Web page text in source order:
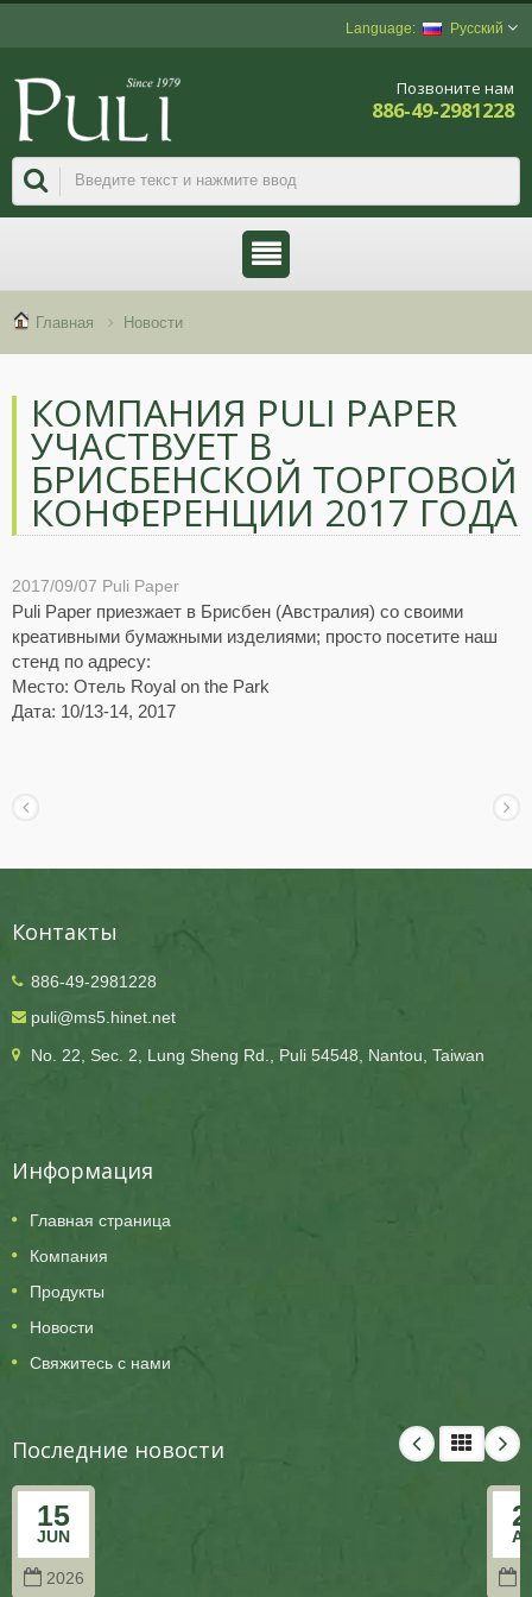
Русский
Позвоните нам
886-49-2981228
Главная Новости
КОМПАНИЯ PULI PAPER
УЧАСТВУЕТ В
БРИСБЕНСКОЙ ТОРГОВОЙ
КОНФЕРЕНЦИИ 2017 ГОДА
2017/09/07 Puli Paper
Puli Paper приезжает в Брисбен (Австралия) со своими
креативными бумажными изделиями; просто посетите наш
стенд по адресу:
Место: Отель Royal on the Park
Дата: 10/13-14, 2017
Контакты
886-49-2981228
puli@ms5.hinet.net
No. 22, Sec. 2, Lung Sheng Rd., Puli 54548, Nantou, Taiwan
Информация
Главная страница
Компания
Продукты
Новости
Свяжитесь с нами
Последние новости
15
JUN
2026